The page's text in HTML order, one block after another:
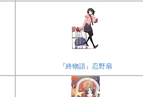
『終物語』忍野扇